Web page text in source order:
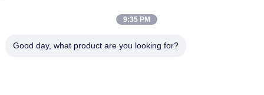
de Suzhou Suzhou, Jiangsu, 215127, Chine
9:35 PM
Good day, what product are you looking for?